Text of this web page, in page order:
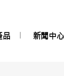
品 新聞中心